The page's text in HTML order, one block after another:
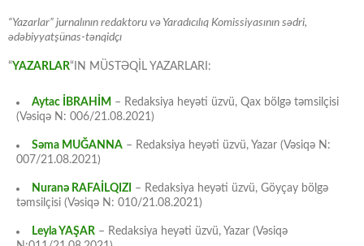
“Yazarlar” jurnalının redaktoru və Yaradıcılıq Komissiyasının sədri,
ədəbiyyatşünas-tənqidçı
“YAZARLAR“IN MÜSTƏQİL YAZARLARI:
Aytac İBRAHİM – Redaksiya heyəti üzvü, Qax bölgə təmsilçisi
(Vəsiqə N: 006/21.08.2021)
Səma MUĞANNA – Redaksiya heyəti üzvü, Yazar (Vəsiqə N:
007/21.08.2021)
Nuranə RAFAİLQIZI
– Redaksiya heyəti üzvü, Göyçay bölgə
təmsilçisi (Vəsiqə N: 010/21.08.2021)
Leyla YAŞAR – Redaksiya heyəti üzvü, Yazar (Vəsiqə